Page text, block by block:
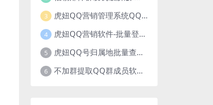
3 虎妞QQ营销管理系统QQ好友群发营销软件
4 虎妞QQ营销软件-批量登录QQ挂机-添加好友-自动加群-群发消息-临时会话
5 虎妞QQ号归属地批量查询指定QQ绑定的手机号软件
6 不加群提取QQ群成员软件QQ群成员提取qq号邮箱软件